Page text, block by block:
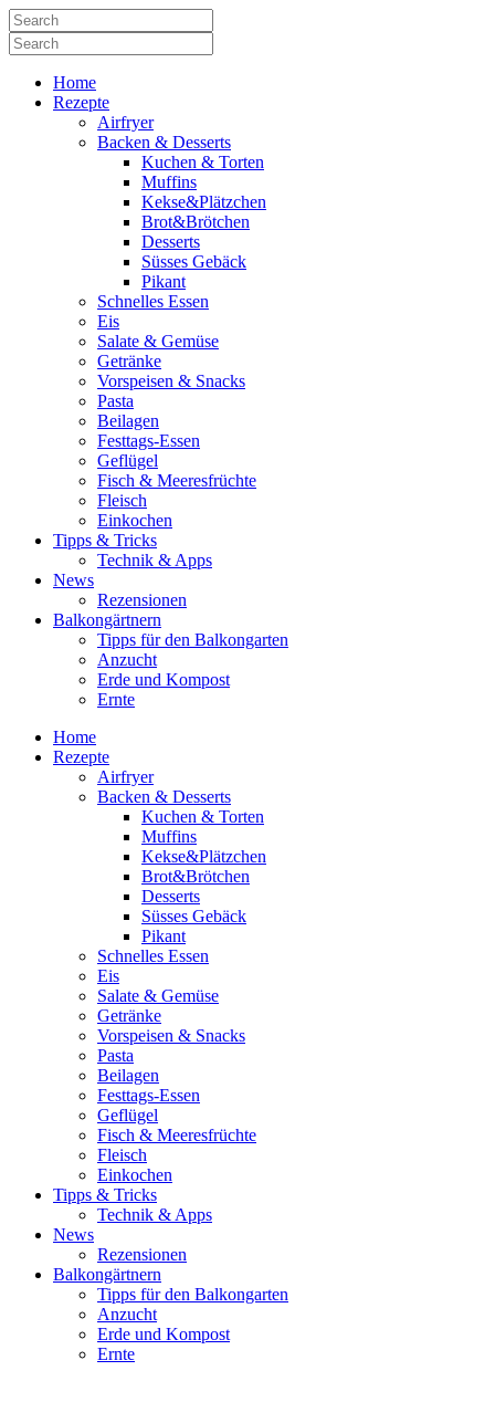
Home
Rezepte
Airfryer
Backen & Desserts
Kuchen & Torten
Muffins
Kekse&Plätzchen
Brot&Brötchen
Desserts
Süsses Gebäck
Pikant
Schnelles Essen
Eis
Salate & Gemüse
Getränke
Vorspeisen & Snacks
Pasta
Beilagen
Festtags-Essen
Geflügel
Fisch & Meeresfrüchte
Fleisch
Einkochen
Tipps & Tricks
Technik & Apps
News
Rezensionen
Balkongärtnern
Tipps für den Balkongarten
Anzucht
Erde und Kompost
Ernte
Home
Rezepte
Airfryer
Backen & Desserts
Kuchen & Torten
Muffins
Kekse&Plätzchen
Brot&Brötchen
Desserts
Süsses Gebäck
Pikant
Schnelles Essen
Eis
Salate & Gemüse
Getränke
Vorspeisen & Snacks
Pasta
Beilagen
Festtags-Essen
Geflügel
Fisch & Meeresfrüchte
Fleisch
Einkochen
Tipps & Tricks
Technik & Apps
News
Rezensionen
Balkongärtnern
Tipps für den Balkongarten
Anzucht
Erde und Kompost
Ernte